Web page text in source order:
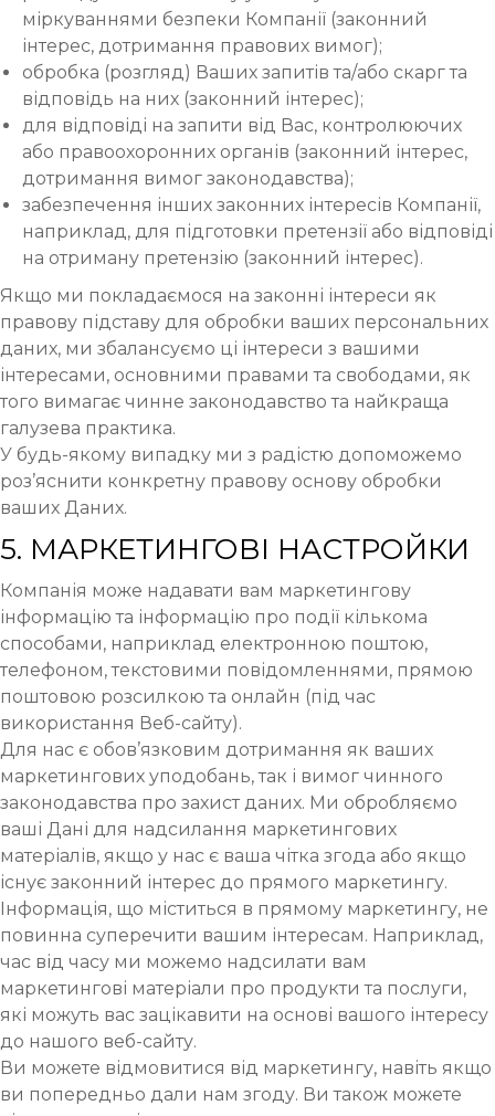
міркуваннями безпеки Компанії (законний
інтерес, дотримання правових вимог);
обробка (розгляд) Ваших запитів та/або скарг та
відповідь на них (законний інтерес);
для відповіді на запити від Вас, контролюючих
або правоохоронних органів (законний інтерес,
дотримання вимог законодавства);
забезпечення інших законних інтересів Компанії,
наприклад, для підготовки претензії або відповіді
на отриману претензію (законний інтерес).
Якщо ми покладаємося на законні інтереси як
правову підставу для обробки ваших персональних
даних, ми збалансуємо ці інтереси з вашими
інтересами, основними правами та свободами, як
того вимагає чинне законодавство та найкраща
галузева практика.
У будь-якому випадку ми з радістю допоможемо
роз’яснити конкретну правову основу обробки
ваших Даних.
5. МАРКЕТИНГОВІ НАСТРОЙКИ
Компанія може надавати вам маркетингову
інформацію та інформацію про події кількома
способами, наприклад електронною поштою,
телефоном, текстовими повідомленнями, прямою
поштовою розсилкою та онлайн (під час
використання Веб-сайту).
Для нас є обов’язковим дотримання як ваших
маркетингових уподобань, так і вимог чинного
законодавства про захист даних. Ми обробляємо
ваші Дані для надсилання маркетингових
матеріалів, якщо у нас є ваша чітка згода або якщо
існує законний інтерес до прямого маркетингу.
Інформація, що міститься в прямому маркетингу, не
повинна суперечити вашим інтересам. Наприклад,
час від часу ми можемо надсилати вам
маркетингові матеріали про продукти та послуги,
які можуть вас зацікавити на основі вашого інтересу
до нашого веб-сайту.
Ви можете відмовитися від маркетингу, навіть якщо
ви попередньо дали нам згоду. Ви також можете